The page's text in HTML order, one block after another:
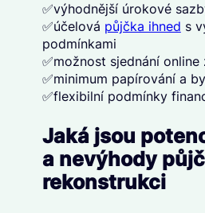
✅výhodnější úrokové
✅účelová půjčka ihned s
podmínkami
✅možnost sjednání
✅minimum papírování a
✅flexibilní podmínky
Jaká jsou
a nevýhody
rekonstrukci